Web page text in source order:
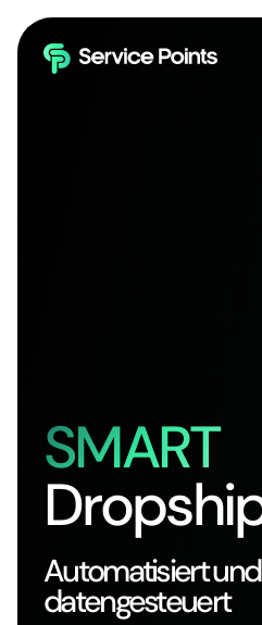
SMART
Automatisiert und
datengesteuert